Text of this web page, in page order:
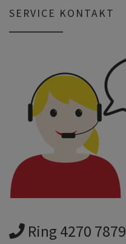
SERVICE KONTAKT
Ring 4270 7879